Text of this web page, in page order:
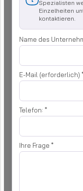
Spezialisten
Einzelheiten
kontaktieren.
Name des
E-Mail (erforderlich)
Telefon: *
Ihre Frage *